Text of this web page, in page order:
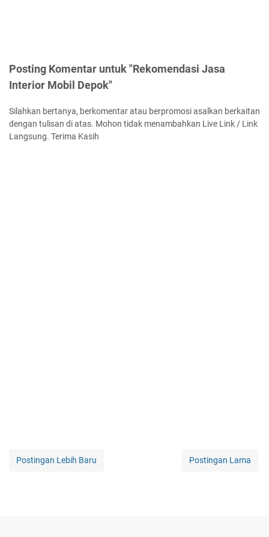
Posting Komentar untuk "Rekomendasi Jasa
Interior Mobil Depok"
Silahkan bertanya, berkomentar atau berpromosi asalkan berkaitan
dengan tulisan di atas. Mohon tidak menambahkan Live Link / Link
Langsung. Terima Kasih
Postingan Lebih Baru Postingan Lama